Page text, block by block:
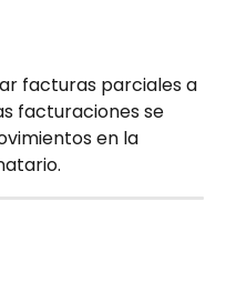
facturas parciales a
facturaciones se
en la